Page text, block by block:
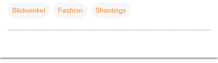
Blickwinkel Fashion Shootings